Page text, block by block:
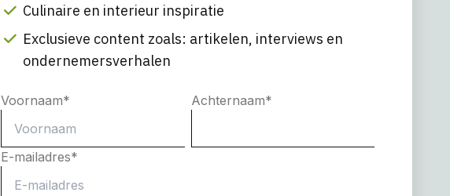
Culinaire en interieur inspiratie
Exclusieve content zoals: artikelen, interviews en
ondernemersverhalen
Voornaam* Achternaam*
E-mailadres*